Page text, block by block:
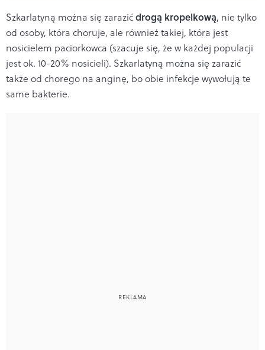
Szkarlatyną można się zarazićdrogą kropelkową, nie tylko
od osoby, która choruje, ale również takiej, która jest
nosicielem paciorkowca (szacuje się, że w każdej populacji
jest ok. 10-20% nosicieli). Szkarlatyną można się zarazić
także od chorego na anginę, bo obie infekcje wywołują te
same bakterie.